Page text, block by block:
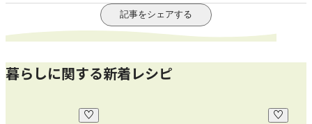
記事をシェアする
暮らしに関する新着レシピ